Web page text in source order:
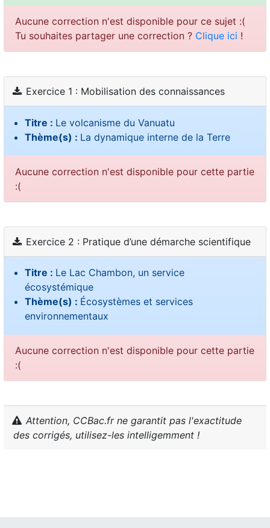
Aucune correction n'est disponible pour ce sujet :(
Tu souhaites partager une correction ? Clique ici !
Exercice 1 : Mobilisation des connaissances
Titre : Le volcanisme du Vanuatu
Thème(s) : La dynamique interne de la Terre
Aucune correction n'est disponible pour cette partie
:(
Exercice 2 : Pratique d’une démarche scientifique
Titre : Le Lac Chambon, un service
écosystémique
Thème(s) : Écosystèmes et services
environnementaux
Aucune correction n'est disponible pour cette partie
:(
Attention, CCBac.fr ne garantit pas l'exactitude
des corrigés, utilisez-les intelligemment !